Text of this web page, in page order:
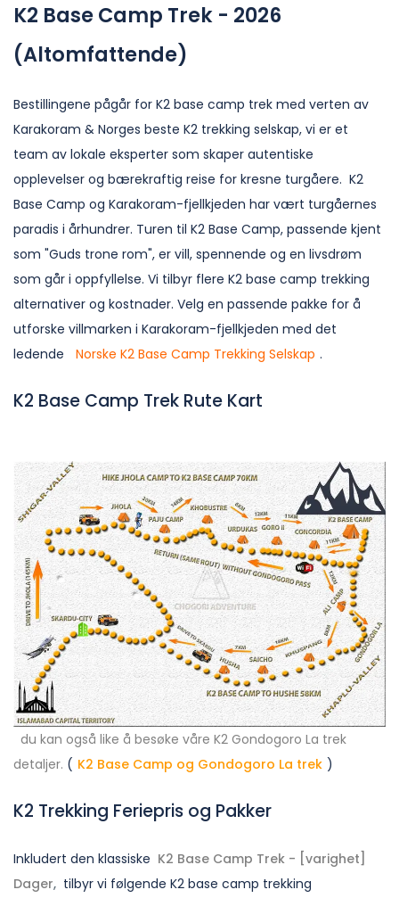
K2 Base Camp Trek - 2026
(Altomfattende)
Bestillingene pågår for K2 base camp trek med verten av
Karakoram & Norges beste K2 trekking selskap, vi er et
team av lokale eksperter som skaper autentiske
opplevelser og bærekraftig reise for kresne turgåere. K2
Base Camp og Karakoram-fjellkjeden har vært turgåernes
paradis i århundrer. Turen til K2 Base Camp, passende kjent
som "Guds trone rom", er vill, spennende og en livsdrøm
som går i oppfyllelse. Vi tilbyr flere K2 base camp trekking
alternativer og kostnader. Velg en passende pakke for å
utforske villmarken i Karakoram-fjellkjeden med det
ledende
Norske K2 Base Camp Trekking Selskap .
K2 Base Camp Trek Rute Kart
du kan også like å besøke våre K2 Gondogoro La trek
detaljer. ( K2 Base Camp og Gondogoro La trek )
K2 Trekking Feriepris og Pakker
Inkludert den klassiske K2 Base Camp Trek - [varighet]
Dager, tilbyr vi følgende K2 base camp trekking